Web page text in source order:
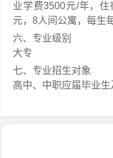
业学费3500元/年，
元，8人间公寓，每生
六、专业级别
大专
七、专业招生对象
高中、中职应届毕业